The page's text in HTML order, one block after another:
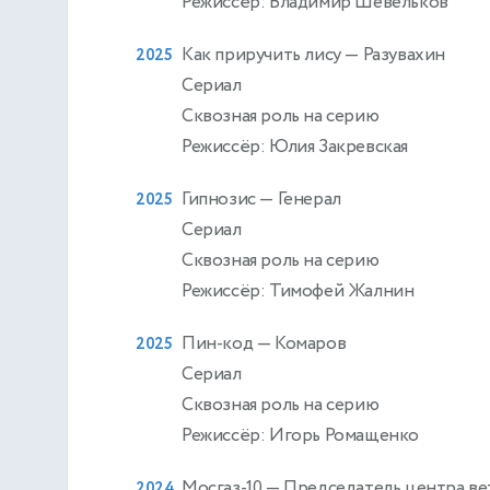
2025 Как приручить лису— Разувахин
Сериал
Сквозная роль на серию
Режиссёр: Юлия Закревская
2025 Гипнозис— Генерал
Сериал
Сквозная роль на серию
Режиссёр: Тимофей Жалнин
2025 Пин-код — Комаров
Сериал
Сквозная роль на серию
Режиссёр: Игорь Ромащенко